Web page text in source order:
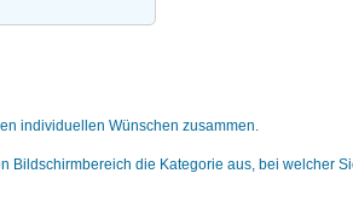
individuellen Wünschen zusammen.
Bildschirmbereich die Kategorie aus, bei welcher